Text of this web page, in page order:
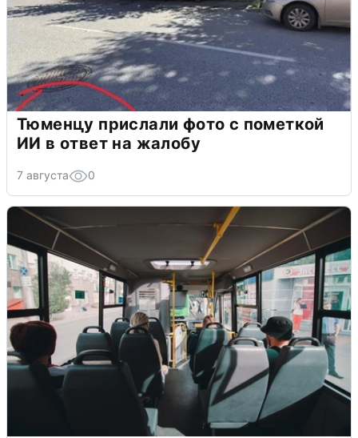
Тюменцу прислали фото с пометкой
ИИ в ответ на жалобу
7 августа 0